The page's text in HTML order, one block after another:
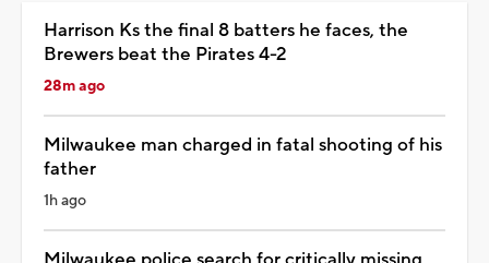
Harrison Ks the final 8 batters he faces, the
Brewers beat the Pirates 4-2
28m ago
Milwaukee man charged in fatal shooting of his
father
1h ago